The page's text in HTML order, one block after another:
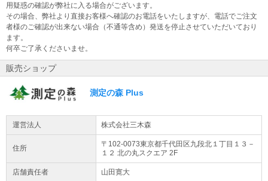
用疑惑の確認が弊社に入る場合がございます。
その場合、弊社より直接お客様へ確認のお電話をいたしますが、電話でご注文
者様のご確認が出来ない場合（不通等含め）発送を停止させていただいており
ます。
何卒ご了承くださいませ。
販売ショップ
測定の森 Plus
運営法人 株式会社三木森
住所 〒102-0073東京都千代田区九段北１丁目１３－
１２ 北の丸スクエア 2F
店舗責任者 山田寛大